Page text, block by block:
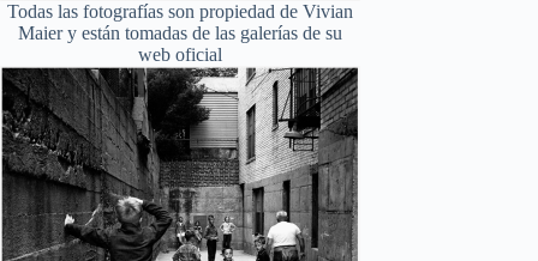
Todas las fotografías son propiedad de Vivian
Maier y están tomadas de las galerías de su
web oficial